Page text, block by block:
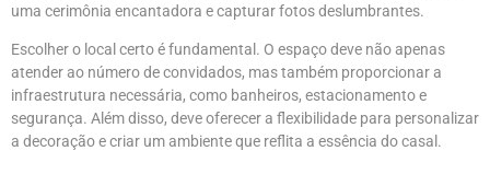
uma cerimônia encantadora e capturar fotos deslumbrantes.
Escolher o local certo é fundamental. O espaço deve não apenas
atender ao número de convidados, mas também proporcionar a
infraestrutura necessária, como banheiros, estacionamento e
segurança. Além disso, deve oferecer a flexibilidade para personalizar
a decoração e criar um ambiente que reflita a essência do casal.